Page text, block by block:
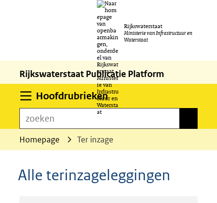
naar
de
inhoud
Rijkswaterstaat
Ministerie van Infrastructuur en
Waterstaat
Rijkswaterstaat Publicatie Platform
HoofdrubriekenUitklappen
zoeken
Homepage Ter inzage
Alle terinzageleggingen